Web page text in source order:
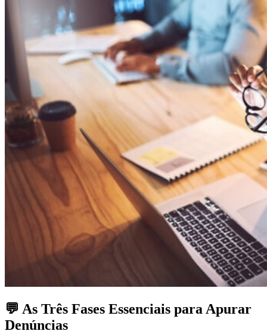
💬 As Três Fases Essenciais para Apurar
Denúncias